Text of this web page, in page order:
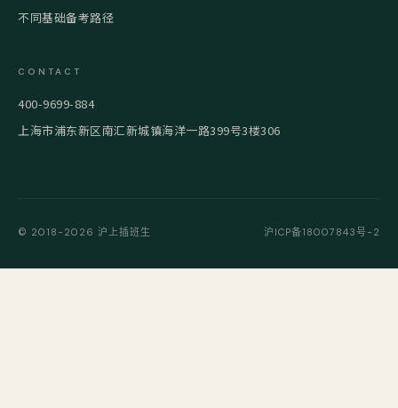
不同基础备考路径
CONTACT
400-9699-884
上海市浦东新区南汇新城镇海洋一路399号3楼306
© 2018-2026 沪上插班生 沪ICP备18007843号-2